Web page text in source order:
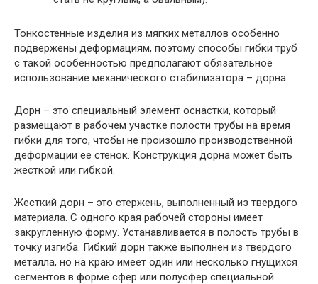
Тонкостенные изделия из мягких металлов особенно
подвержены деформациям, поэтому способы гибки труб
с такой особенностью предполагают обязательное
использование механического стабилизатора – дорна.
Дорн – это специальный элемент оснастки, который
размещают в рабочем участке полости трубы на время
гибки для того, чтобы не произошло производственной
деформации ее стенок. Конструкция дорна может быть
жесткой или гибкой.
Жесткий дорн – это стержень, выполненный из твердого
материала. С одного края рабочей стороны имеет
закругленную форму. Устанавливается в полость трубы в
точку изгиба. Гибкий дорн также выполнен из твердого
металла, но на краю имеет один или несколько гнущихся
сегментов в форме сфер или полусфер специальной